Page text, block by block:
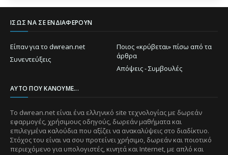
ΊΣΩΣ ΝΑ ΣΕ ΕΝΔΙΑΦΈΡΟΥΝ
Είπαν για το dwrean.net
Ποιος «κρύβεται» πίσω από τα
άρθρα
Συνεντεύξεις
Απόψεις - Συμβουλές
ΑΥΤΌ ΠΟΥ ΚΆΝΟΥΜΕ...
Το dwrean.net είναι ένα ελληνικό site τεχνολογίας με δωρεάν
εφαρμογές, χρήσιμους οδηγούς, δωρεάν μαθήματα και
επιλεγμένα καλούδια που αξίζει να ανακαλύψεις στο διαδίκτυο.
Στόχος του είναι να σου προτείνει χρήσιμο, δωρεάν και ποιοτικό
περιεχόμενο για υπολογιστές, κινητά και Internet, με απλό και